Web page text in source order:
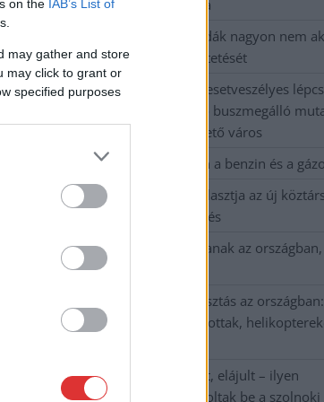
on the IAB’s List of
may gather and store
may click to grant or
specified purposes
ezen
ám
kevesebbet vittek haza
A Szolnok megyei gazdák nagyon nem
JÉGER további üzemeltetését
Csendélet 5.0: alig balesetveszélyes
remek állapotban levő buszmegálló
Szolnok mennyire élhető város
Pénteken újra csökken a benzin és a
Napokon belül megválasztja az új
elnököt az Országgyűlés
Kiterjedt tüzek pusztítanak az
Karcagon
Harmadfokú hőségriasztás az országban:
Szolnokon klímát javítottak,
A zárkában rosszul lett, elájult – ilyen
körülményekről számoltak be a